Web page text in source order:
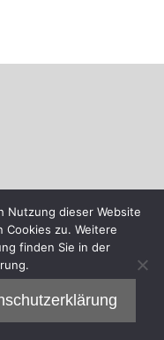
Nutzung dieser Website
Cookies zu. Weitere
finden Sie in der